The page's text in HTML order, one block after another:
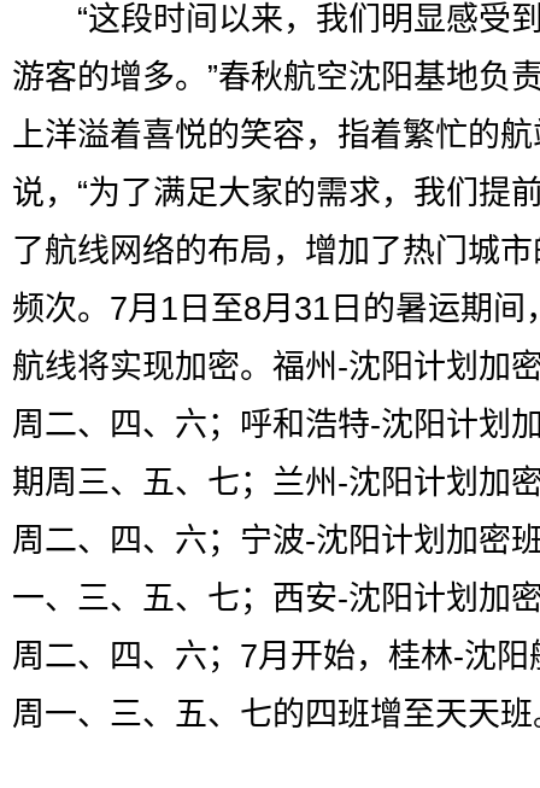
“这段时间以来，我们明显感受
游客的增多。”春秋航空沈阳基地负
上洋溢着喜悦的笑容，指着繁忙的
说，“为了满足大家的需求，我们提
了航线网络的布局，增加了热门城
频次。7月1日至8月31日的暑运期间
航线将实现加密。福州-沈阳计划加
周二、四、六；呼和浩特-沈阳计划
期周三、五、七；兰州-沈阳计划加
周二、四、六；宁波-沈阳计划加密
一、三、五、七；西安-沈阳计划加
周二、四、六；7月开始，桂林-沈阳
周一、三、五、七的四班增至天天班